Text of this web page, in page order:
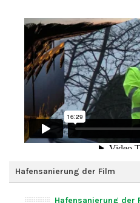
Hafensanierung der Film
Hafensanierung der